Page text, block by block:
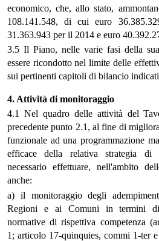
economico, che, allo stato,
108.141.548, di cui euro
31.363.943 per il 2014 e euro
3.5 Il Piano, nelle varie fasi della
essere ricondotto nel limite delle
sui pertinenti capitoli di bilancio
4. Attività di monitoraggio
4.1 Nel quadro delle attività del
precedente punto 2.1, al fine di
funzionale ad una programmazione
efficace della relativa strategia di
necessario effettuare, nell'ambito
anche:
a) il monitoraggio degli
Regioni e ai Comuni in termini di
normative di rispettiva competenza
1; articolo 17-quinquies, commi 1-ter